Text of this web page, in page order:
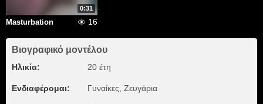
0:31
Masturbation 16
Βιογραφικό μοντέλου
Ηλικία: 20 έτη
Ενδιαφέρομαι: Γυναίκες, Zευγάρια